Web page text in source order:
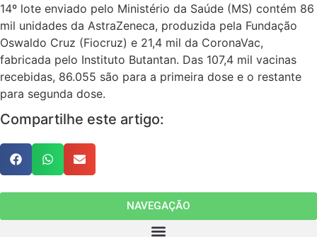
14º lote enviado pelo Ministério da Saúde (MS) contém 86
mil unidades da AstraZeneca, produzida pela Fundação
Oswaldo Cruz (Fiocruz) e 21,4 mil da CoronaVac,
fabricada pelo Instituto Butantan. Das 107,4 mil vacinas
recebidas, 86.055 são para a primeira dose e o restante
para segunda dose.
Compartilhe este artigo:
NAVEGAÇÃO